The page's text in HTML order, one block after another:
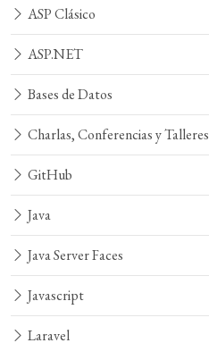
ASP Clásico
ASP.NET
Bases de Datos
Charlas, Conferencias y Talleres
GitHub
Java
Java Server Faces
Javascript
Laravel